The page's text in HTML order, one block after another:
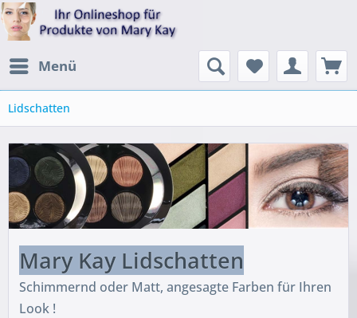
Menü
Lidschatten
Mary Kay Lidschatten
Schimmernd oder Matt, angesagte Farben für Ihren
Look !